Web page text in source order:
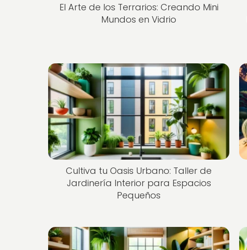
El Arte de los Terrarios: Creando Mini
Mundos en Vidrio
Cultiva tu Oasis Urbano: Taller de
Jardinería Interior para Espacios
Pequeños